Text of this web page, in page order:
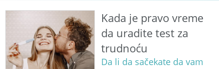
Kada je pravo vreme
da uradite test za
trudnoću
Da li da sačekate da vam